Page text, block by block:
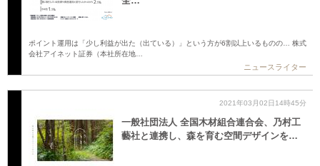
ポイント運用は「少し利益が出た（出ている）」という方が6割以上いるものの… 株式
会社アイネット証券（本社所在地…
ニュースライター
2021年03月02日14時45分
一般社団法人 全国木材組合連合会、乃村工
藝社と連携し、森を育む空間デザインを…